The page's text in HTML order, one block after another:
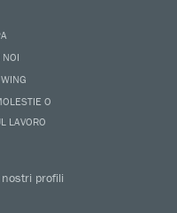
NOI
O
LAVORO
profili